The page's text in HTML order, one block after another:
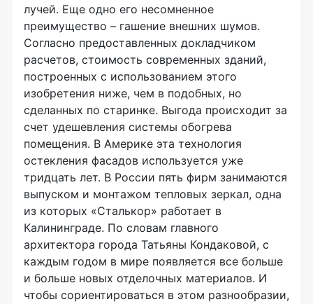
лучей. Еще одно его несомненное
преимущество – гашение внешних шумов.
Согласно предоставленных докладчиком
расчетов, стоимость современных зданий,
построенных с использованием этого
изобретения ниже, чем в подобных, но
сделанных по старинке. Выгода происходит за
счет удешевления системы обогрева
помещения. В Америке эта технология
остекления фасадов используется уже
тридцать лет. В России пять фирм занимаются
выпуском и монтажом тепловых зеркал, одна
из которых «Сталькор» работает в
Калининграде. По словам главного
архитектора города Татьяны Кондаковой, с
каждым годом в мире появляется все больше
и больше новых отделочных материалов. И
чтобы сориентироваться в этом разнообразии,